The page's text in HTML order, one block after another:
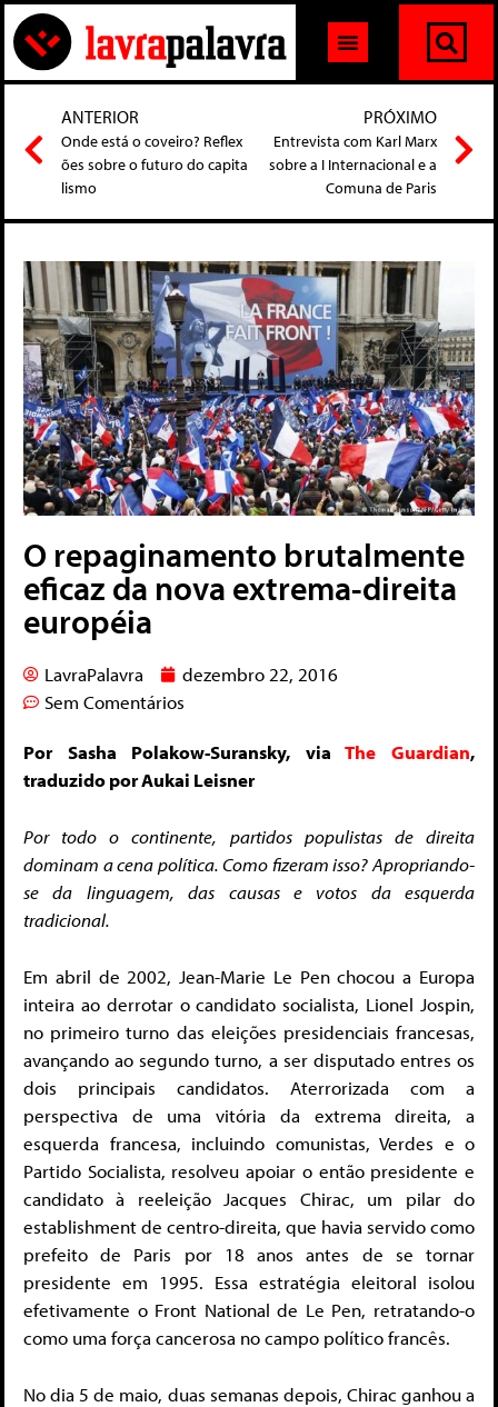
ANTERIOR
Onde está o coveiro? Reflex
ões sobre o futuro do capita
lismo
PRÓXIMO
Entrevista com Karl Marx
sobre a I Internacional e a
Comuna de Paris
O repaginamento brutalmente
eficaz da nova extrema-direita
européia
LavraPalavra
dezembro 22, 2016
Sem Comentários
Por Sasha Polakow-Suransky, viaThe Guardian,
traduzido por Aukai Leisner
Por todo o continente, partidos populistas de direita
dominam a cena política. Como fizeram isso? Apropriando-
se da linguagem, das causas e votos da esquerda
tradicional.
Em abril de 2002, Jean-Marie Le Pen chocou a Europa
inteira ao derrotar o candidato socialista, Lionel Jospin,
no primeiro turno das eleições presidenciais francesas,
avançando ao segundo turno, a ser disputado entres os
dois principais candidatos. Aterrorizada com a
perspectiva de uma vitória da extrema direita, a
esquerda francesa, incluindo comunistas, Verdes e o
Partido Socialista, resolveu apoiar o então presidente e
candidato à reeleição Jacques Chirac, um pilar do
establishment de centro-direita, que havia servido como
prefeito de Paris por 18 anos antes de se tornar
presidente em 1995. Essa estratégia eleitoral isolou
efetivamente o Front National de Le Pen, retratando-o
como uma força cancerosa no campo político francês.
No dia 5 de maio, duas semanas depois, Chirac ganhou a